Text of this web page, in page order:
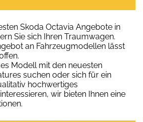
Skoda Octavia Angebote in
Sie sich Ihren Traumwagen.
an Fahrzeugmodellen lässt
Modell mit den neuesten
suchen oder sich für ein
hochwertiges
wir bieten Ihnen eine